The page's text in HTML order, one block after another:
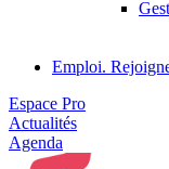
Emploi.
Espace Pro
Actualités
Agenda